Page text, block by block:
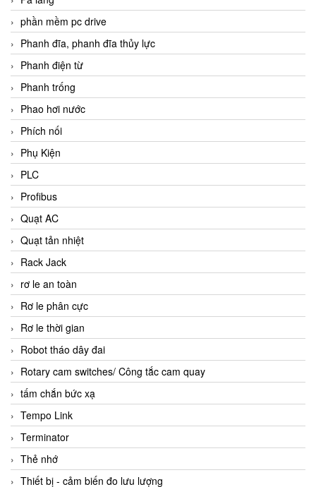
phần mềm pc drive
Phanh đĩa, phanh đĩa thủy lực
Phanh điện từ
Phanh trống
Phao hơi nước
Phích nối
Phụ Kiện
PLC
Profibus
Quạt AC
Quạt tản nhiệt
Rack Jack
rơ le an toàn
Rơ le phân cực
Rơ le thời gian
Robot tháo dây đai
Rotary cam switches/ Công tắc cam quay
tấm chắn bức xạ
Tempo Link
Terminator
Thẻ nhớ
Thiết bị - cảm biến đo lưu lượng